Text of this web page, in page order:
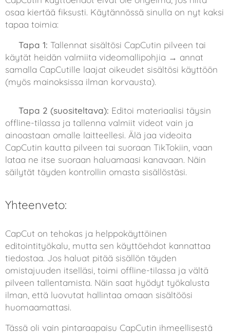
osaa kiertää fiksusti. Käytännössä sinulla on nyt kaksi
tapaa toimia:
Tapa 1: Tallennat sisältösi CapCutin pilveen tai
käytät heidän valmiita videomallipohjia → annat
samalla CapCutille laajat oikeudet sisältösi käyttöön
(myös mainoksissa ilman korvausta).
Tapa 2 (suositeltava): Editoi materiaalisi täysin
offline-tilassa ja tallenna valmiit videot vain ja
ainoastaan omalle laitteellesi. Älä jaa videoita
CapCutin kautta pilveen tai suoraan TikTokiin, vaan
lataa ne itse suoraan haluamaasi kanavaan. Näin
säilytät täyden kontrollin omasta sisällöstäsi.
Yhteenveto:
CapCut on tehokas ja helppokäyttöinen
editointityökalu, mutta sen käyttöehdot kannattaa
tiedostaa. Jos haluat pitää sisällön täyden
omistajuuden itselläsi, toimi offline-tilassa ja vältä
pilveen tallentamista. Näin saat hyödyt työkalusta
ilman, että luovutat hallintaa omaan sisältöösi
huomaamattasi.
Tässä oli vain pintaraapaisu CapCutin ihmeellisestä